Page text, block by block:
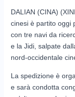
DALIAN (CINA)
cinesi è partito oggi
con tre navi da
e la Jidi, salpate
nord-occidentale
La spedizione è
e sarà condotta